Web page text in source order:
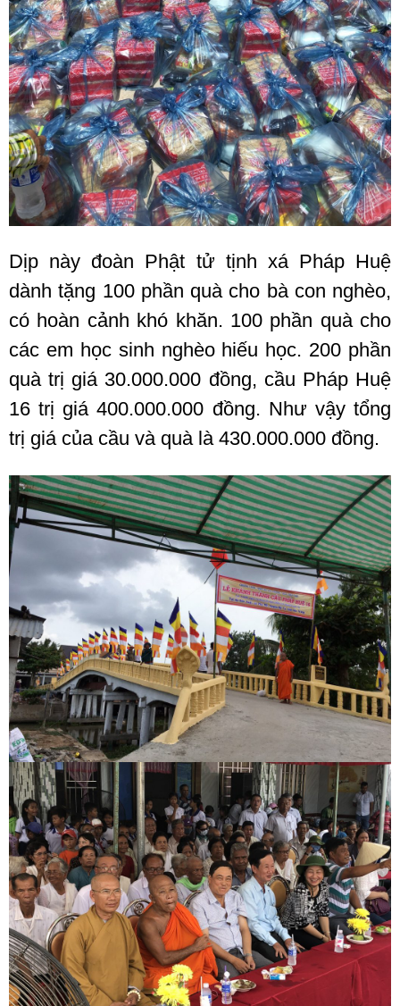
Dịp này đoàn Phật tử tịnh xá Pháp Huệ
dành tặng 100 phần quà cho bà con nghèo,
có hoàn cảnh khó khăn. 100 phần quà cho
các em học sinh nghèo hiếu học. 200 phần
quà trị giá 30.000.000 đồng, cầu Pháp Huệ
16 trị giá 400.000.000 đồng. Như vậy tổng
trị giá của cầu và quà là 430.000.000 đồng.